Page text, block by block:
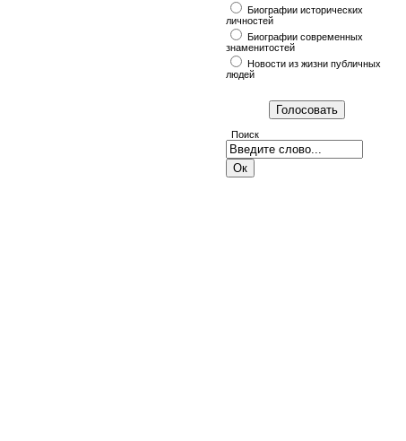
Биографии исторических
личностей
Биографии современных
знаменитостей
Новости из жизни публичных
людей
Поиск